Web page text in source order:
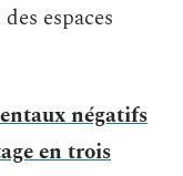
espaces
négatifs
en trois